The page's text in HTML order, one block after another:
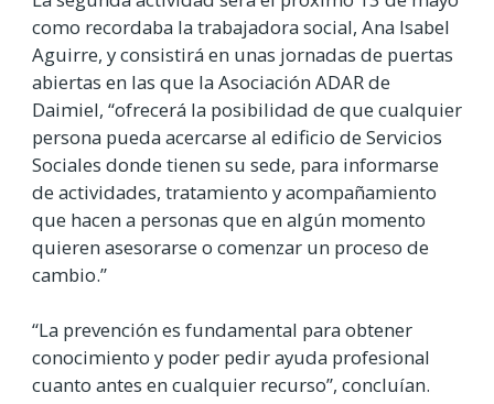
como recordaba la trabajadora social, Ana Isabel
Aguirre, y consistirá en unas jornadas de puertas
abiertas en las que la Asociación ADAR de
Daimiel, “ofrecerá la posibilidad de que cualquier
persona pueda acercarse al edificio de Servicios
Sociales donde tienen su sede, para informarse
de actividades, tratamiento y acompañamiento
que hacen a personas que en algún momento
quieren asesorarse o comenzar un proceso de
cambio.”
“La prevención es fundamental para obtener
conocimiento y poder pedir ayuda profesional
cuanto antes en cualquier recurso”, concluían.